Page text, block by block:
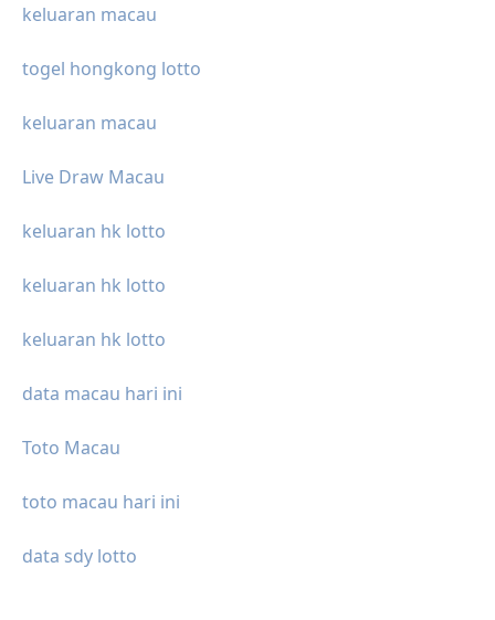
keluaran macau
togel hongkong lotto
keluaran macau
Live Draw Macau
keluaran hk lotto
keluaran hk lotto
keluaran hk lotto
data macau hari ini
Toto Macau
toto macau hari ini
data sdy lotto